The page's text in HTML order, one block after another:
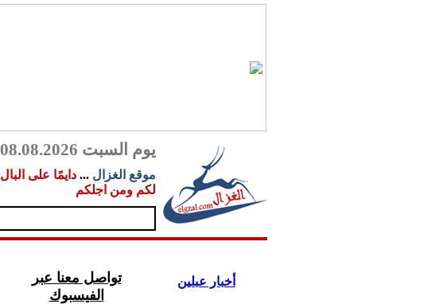
يوم السبت 08.08.2026
موقع الغزال ... دايمًا على البال
لكم ومن اجلكم
أخبار عبلين
تواصل معنا عبر
الفيسبوك